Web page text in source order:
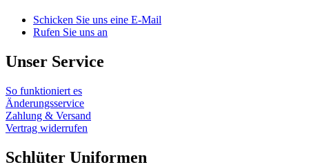
Schicken Sie uns eine E-Mail
Rufen Sie uns an
Unser Service
So funktioniert es
Änderungsservice
Zahlung & Versand
Vertrag widerrufen
Schlüter Uniformen